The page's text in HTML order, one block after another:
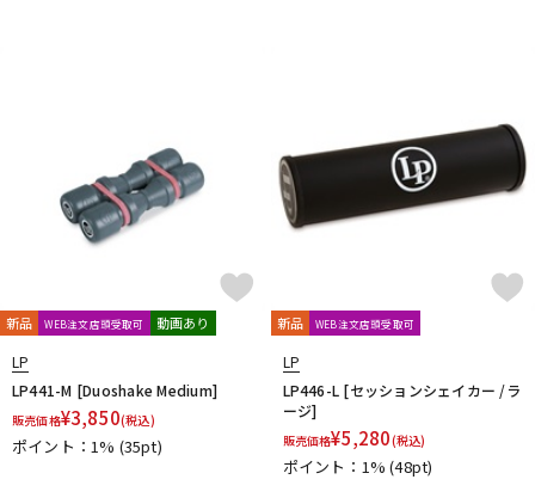
新品 WEB注文店頭受取可 動画あり
LP
LP441-M [Duoshake Medium]
販売価格¥3,850(税込)
ポイント：1% (35pt)
新品 WEB注文店頭受取可
LP
LP446-L [セッションシェイカー /ラ
ージ]
販売価格¥5,280(税込)
ポイント：1%(48pt)